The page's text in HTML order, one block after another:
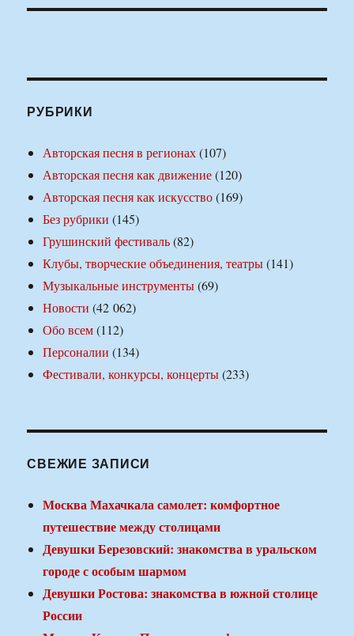
РУБРИКИ
Авторская песня в регионах(107)
Авторская песня как движение(120)
Авторская песня как искусство(169)
Без рубрики (145)
Грушинский фестиваль(82)
Клубы, творческие объединения, театры(141)
Музыкальные инструменты(69)
Новости (42 062)
Обо всем(112)
Персоналии (134)
Фестивали, конкурсы, концерты(233)
СВЕЖИЕ ЗАПИСИ
Москва Махачкала самолет: комфортное
путешествие между столицами
Девушки Березовский: знакомства в уральском
городе с особым шармом
Девушки Ростова: знакомства в южной столице
России